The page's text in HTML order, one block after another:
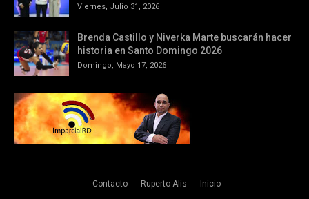
Viernes, Julio 31, 2026
Brenda Castillo y Niverka Marte buscarán hacer
historia en Santo Domingo 2026
Domingo, Mayo 17, 2026
Contacto Ruperto Alis Inicio